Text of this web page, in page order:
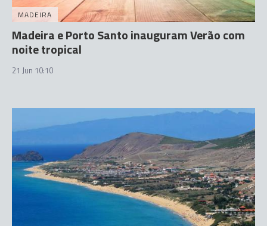
MADEIRA
Madeira e Porto Santo inauguram Verão com
noite tropical
21 Jun 10:10